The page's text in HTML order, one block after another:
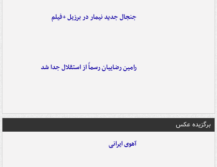
جنجال جدید نیمار در برزیل +فیلم
رامین رضاییان رسماً از استقلال جدا شد
برگزیده عکس
آهوی ایرانی